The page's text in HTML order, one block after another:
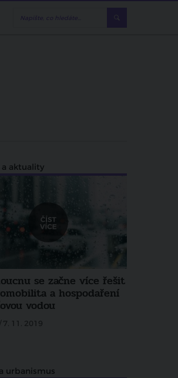
a aktuality
se začne více řešit
a hospodaření
vodou
7. 11. 2019
urbanismus